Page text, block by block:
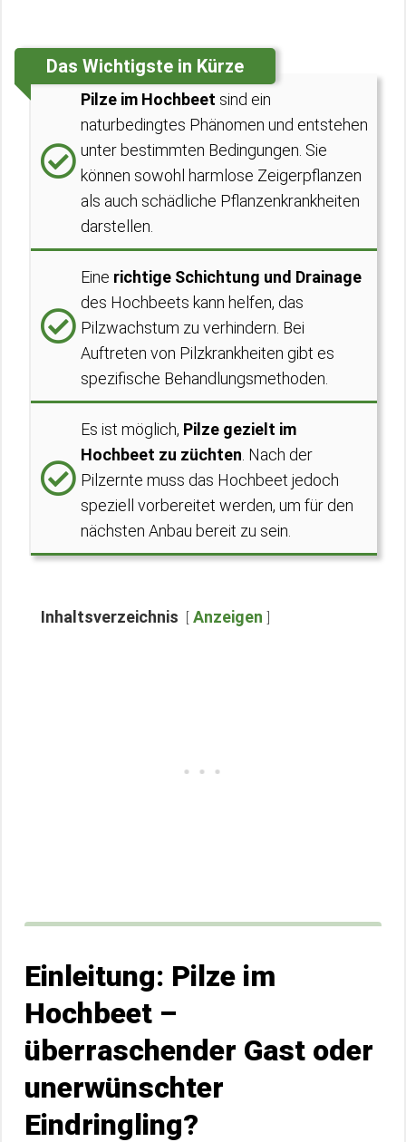
Das Wichtigste in Kürze
Pilze im Hochbeet sind ein
naturbedingtes Phänomen und entstehen
unter bestimmten Bedingungen. Sie
können sowohl harmlose Zeigerpflanzen
als auch schädliche Pflanzenkrankheiten
darstellen.
Eine richtige Schichtung und Drainage
des Hochbeets kann helfen, das
Pilzwachstum zu verhindern. Bei
Auftreten von Pilzkrankheiten gibt es
spezifische Behandlungsmethoden.
Es ist möglich, Pilze gezielt im
Hochbeet zu züchten . Nach der
Pilzernte muss das Hochbeet jedoch
speziell vorbereitet werden, um für den
nächsten Anbau bereit zu sein.
Inhaltsverzeichnis Anzeigen
Einleitung: Pilze im
Hochbeet –
überraschender Gast oder
unerwünschter
Eindringling?